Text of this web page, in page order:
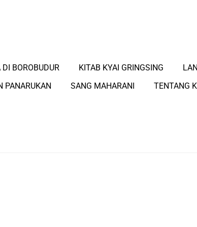
BOROBUDUR KITAB KYAI GRINGSING
PANARUKAN
SANG MAHARANI TENTANG